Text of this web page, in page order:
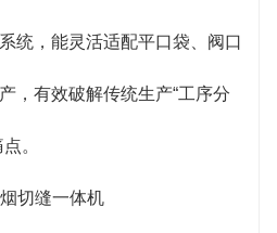
统，能灵活适配平口袋、阀口
，有效破解传统生产“工序分
。